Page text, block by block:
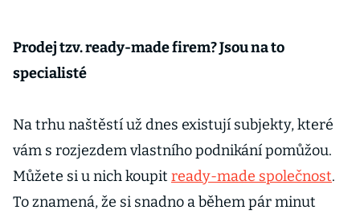
Prodej tzv. ready-made firem? Jsou na to
specialisté
Na trhu naštěstí už dnes existují subjekty, které
vám s rozjezdem vlastního podnikání pomůžou.
Můžete si u nich koupit ready-made společnost.
To znamená, že si snadno a během pár minut